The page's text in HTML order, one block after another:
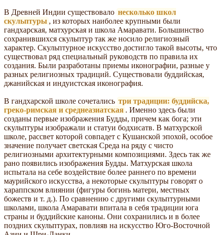
В Древней Индии существовало несколько школ
скульптуры , из которых наиболее крупными были
гандхарская, матхурская и школа Амаравати. Большинство
сохранившихся скульптур так же носило религиозный
характер. Скульптурное искусство достигло такой высоты, что
существовал ряд специальный руководств по правила их
создания. Были разработаны приемы иконографии, разные у
разных религиозных традиций. Существовали буддийская,
джанийская и индуистская иконография.
В гандхарской школе сочетались три традиции: буддийска,
греко-римская и среднеазиатская . Именно здесь были
созданы первые изображения Будды, причем как бога; эти
скульптуры изображали и статуи бодхисатв. В матхурской
школе, рассвет которой совпадет с Кушанской эпохой, особое
значение получает светская Среда на ряду с чисто
религиозными архитектурными композициями. Здесь так же
рано появились изображения Будды. Матхурская школа
испытала на себе воздействие более раннего по времени
маурийского искусства, а некоторые скульптуры говорят о
хараппском влиянии (фигуры богинь матери, местных
божеств и т. д.). По сравнению с другими скульптурными
школами, школа Амаравати впитала в себя традиции юга
страны и буддийские каноны. Они сохранились и в более
поздних скульптурах, повлияв на искусство Юго-Восточной